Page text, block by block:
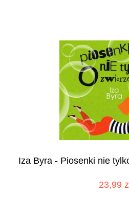
Iza Byra - Piosenki nie
23,99